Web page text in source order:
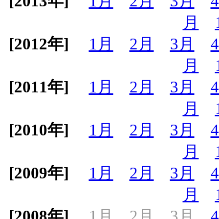
月
[2012年]
1月 2月 3月
月
[2011年]
1月 2月 3月
月
[2010年]
1月 2月 3月
月
[2009年]
1月 2月 3月
月